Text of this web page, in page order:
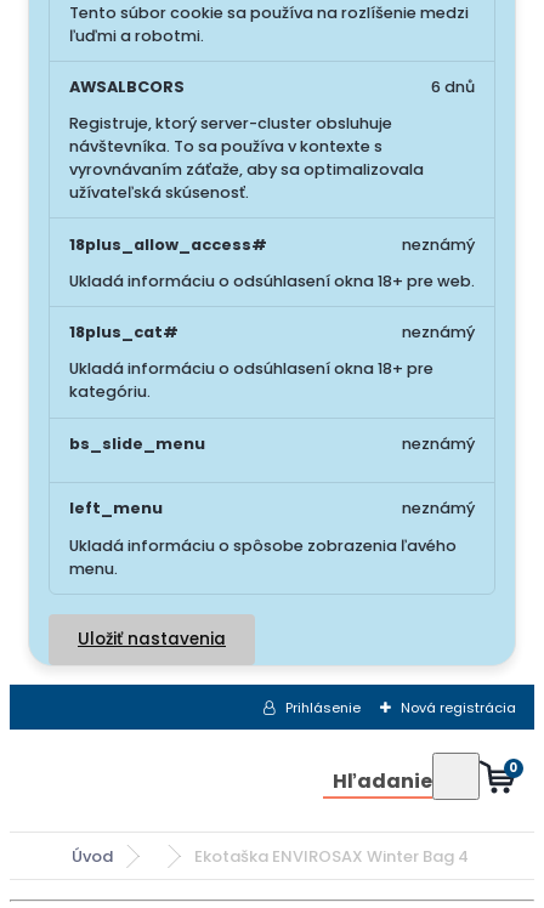
Tento súbor cookie sa používa na rozlíšenie medzi
ľuďmi a robotmi.
AWSALBCORS
Registruje, ktorý server-cluster obsluhuje
návštevníka. To sa používa v kontexte s
vyrovnávaním záťaže, aby sa optimalizovala
užívateľská skúsenosť.
6 dnů
18plus_allow_access#
Ukladá informáciu o odsúhlasení okna 18+ pre web.
neznámý
18plus_cat#
Ukladá informáciu o odsúhlasení okna 18+ pre
kategóriu.
neznámý
bs_slide_menu neznámý
left_menu
Ukladá informáciu o spôsobe zobrazenia ľavého
menu.
neznámý
Uložiť nastavenia
Prihlásenie Nová registrácia
Hľadanie 0
Úvod Ekotaška ENVIROSAX Winter Bag 4